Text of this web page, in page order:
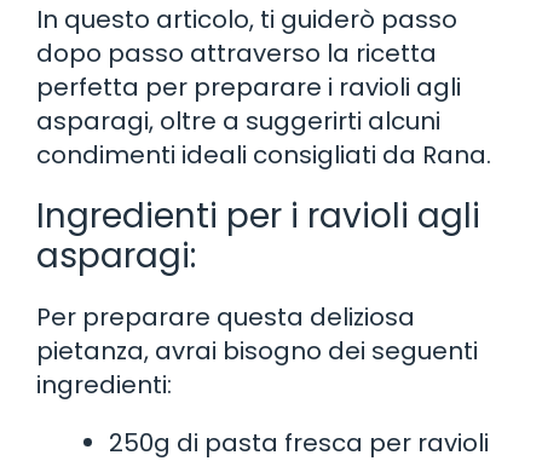
In questo articolo, ti guiderò passo
dopo passo attraverso la ricetta
perfetta per preparare i ravioli agli
asparagi, oltre a suggerirti alcuni
condimenti ideali consigliati da Rana.
Ingredienti per i ravioli agli
asparagi:
Per preparare questa deliziosa
pietanza, avrai bisogno dei seguenti
ingredienti:
250g di pasta fresca per ravioli